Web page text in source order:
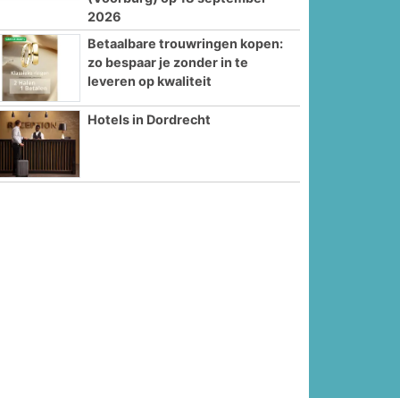
2026
Betaalbare trouwringen kopen:
zo bespaar je zonder in te
leveren op kwaliteit
Hotels in Dordrecht